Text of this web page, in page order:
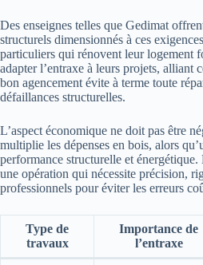
Des enseignes telles que Gedimat
structurels dimensionnés à ces
particuliers qui rénovent leur logement
adapter l’entraxe à leurs projets,
bon agencement évite à terme toute
défaillances structurelles.
L’aspect économique ne doit pas être
multiplie les dépenses en bois, alors
performance structurelle et
une opération qui nécessite précision,
professionnels pour éviter les erreurs
Type de
travaux
Importance de
l’entraxe